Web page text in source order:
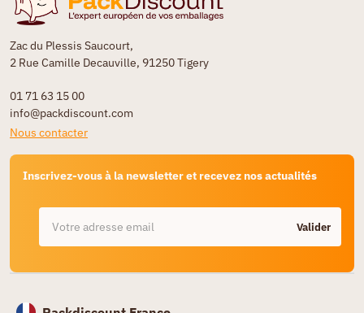
Zac du Plessis Saucourt,
2 Rue Camille Decauville, 91250 Tigery
01 71 63 15 00
info@packdiscount.com
Nous contacter
Inscrivez-vous à la newsletter et recevez nos actualités
Valider